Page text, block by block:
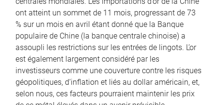
ont atteint un sommet de 11 mois, progressant de 73
% sur un mois en avril étant donné que la Banque
populaire de Chine (la banque centrale chinoise) a
assoupli les restrictions sur les entrées de lingots. L’or
est également largement considéré par les
investisseurs comme une couverture contre les risques
géopolitiques, d’inflation et liés au dollar américain, et,
selon nous, ces facteurs pourraient maintenir les prix